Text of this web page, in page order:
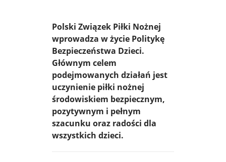
Polski Związek Piłki Nożnej
wprowadza w życie Politykę
Bezpieczeństwa Dzieci.
Głównym celem
podejmowanych działań jest
uczynienie piłki nożnej
środowiskiem bezpiecznym,
pozytywnym i pełnym
szacunku oraz radości dla
wszystkich dzieci.